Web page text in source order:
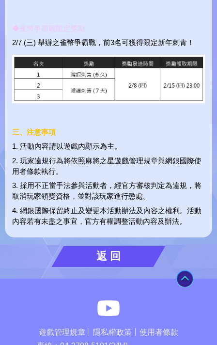
◆雀幣爭霸戰限定獎勵
2/7 (三) 舉辦之雀幣爭霸戰，前3名可獲得限定新年刺青！
三、注意事項
1. 活動內容請以遊戲內顯示為主。
2. 玩家違規行為將依照麻將之星遊戲管理規章與網銀國際使
用者條款執行。
3. 採用不正當手法參與活動者，經官方審核判定為違規，將
取消玩家領獎資格，並對該玩家進行懲處。
4. 網銀國際保留終止及變更本活動辦法及內容之權利。活動
內容若有未盡之事宜，官方有權調整活動內容及辦法。
返 回
TOP
麻將之星
遊戲管理規章 隱私權政策
使用者條款